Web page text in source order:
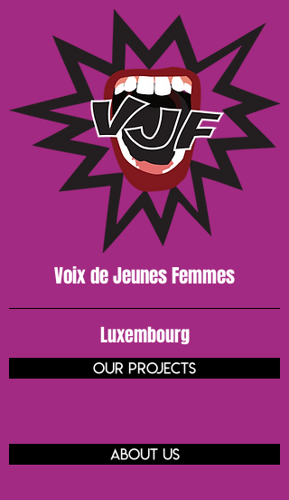
Voix de JeunesFemmes
Luxembourg
our projects
About us